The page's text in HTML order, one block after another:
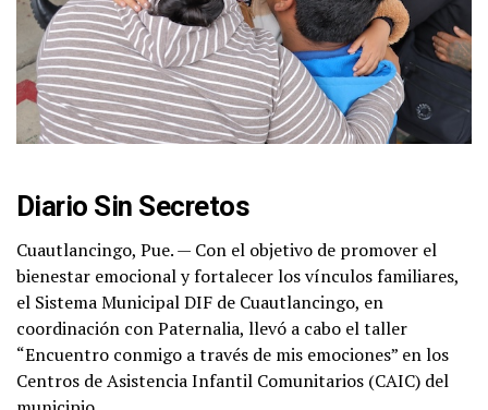
Diario Sin Secretos
Cuautlancingo, Pue. — Con el objetivo de promover el
bienestar emocional y fortalecer los vínculos familiares,
el Sistema Municipal DIF de Cuautlancingo, en
coordinación con Paternalia, llevó a cabo el taller
“Encuentro conmigo a través de mis emociones” en los
Centros de Asistencia Infantil Comunitarios (CAIC) del